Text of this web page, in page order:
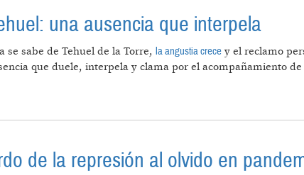
una ausencia que interpela
se sabe de Tehuel de la Torre, la angustia crece y el reclamo
que duele, interpela y clama por el acompañamiento de
de la represión al olvido en